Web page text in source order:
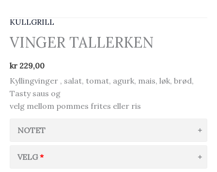
KULLGRILL
VINGER TALLERKEN
kr 229,00
Kyllingvinger , salat, tomat, agurk, mais, løk, brød,
Tasty saus og
velg mellom pommes frites eller ris
NOTET
VELG